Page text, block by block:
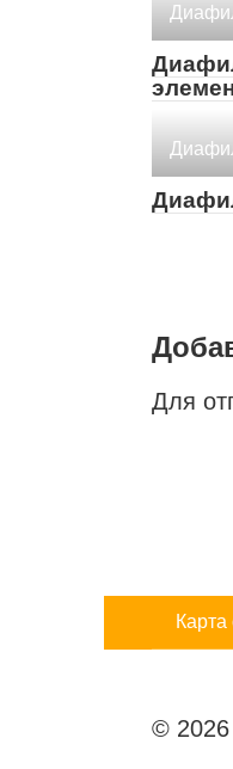
Для
Карта
© 2026